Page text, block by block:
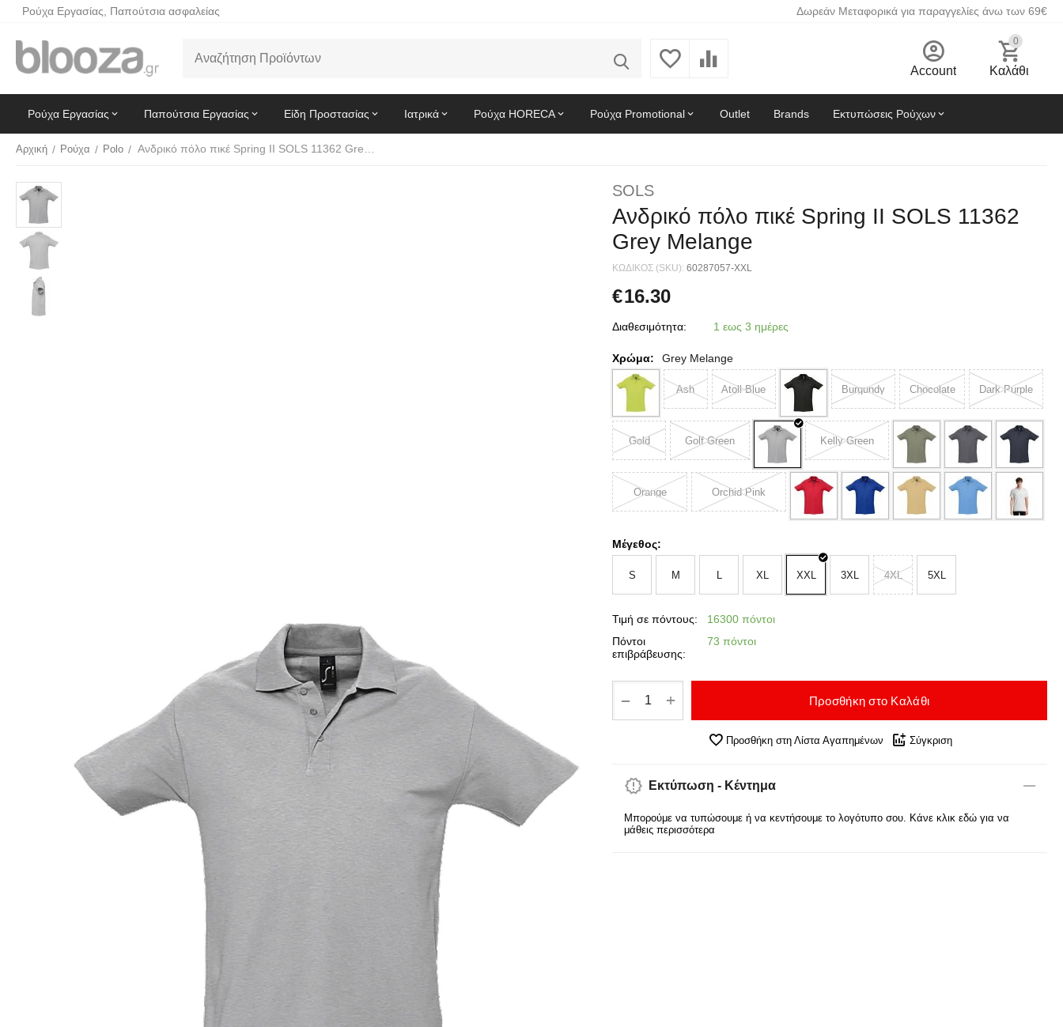
Ρούχα Εργασίας, Παπούτσια ασφαλείας Δωρεάν Μεταφορικά για παραγγελίες άνω των 69€
Account
0
Καλάθι
Ρούχα Εργασίας Παπούτσια Εργασίας Είδη Προστασίας Ιατρικά Ρούχα HORECA Ρούχα Promotional Outlet Brands Εκτυπώσεις Ρούχων
Αρχική / Ρούχα / Polo /
SOLS
Ανδρικό πόλο πικέ Spring II SOLS 11362
Grey Melange
ΚΩΔΙΚΟΣ (SKU): 60287057-XXL
€16.30
Διαθεσιμότητα: 1 εως 3 ημέρες
Χρώμα: Grey Melange
Ash Atoll Blue Burgundy Chocolate Dark Purple
Gold Golf Green Kelly Green
Orange Orchid Pink
Μέγεθος:
S M L XL XXL 3XL 4XL 5XL
Τιμή σε πόντους:
16300 πόντοι
Πόντοι
επιβράβευσης:
73 πόντοι
+
− Προσθήκη στο Καλάθι
Προσθήκη στη Λίστα Αγαπημένων Σύγκριση
Εκτύπωση - Κέντημα
Μπορούμε να τυπώσουμε ή να κεντήσουμε το λογότυπο σου. Κάνε κλικ εδώ για να
μάθεις περισσότερα